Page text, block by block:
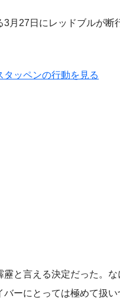
27日にレッドブルが断
ッペンの行動を見る
と言える決定だった。
ーにとっては極めて扱